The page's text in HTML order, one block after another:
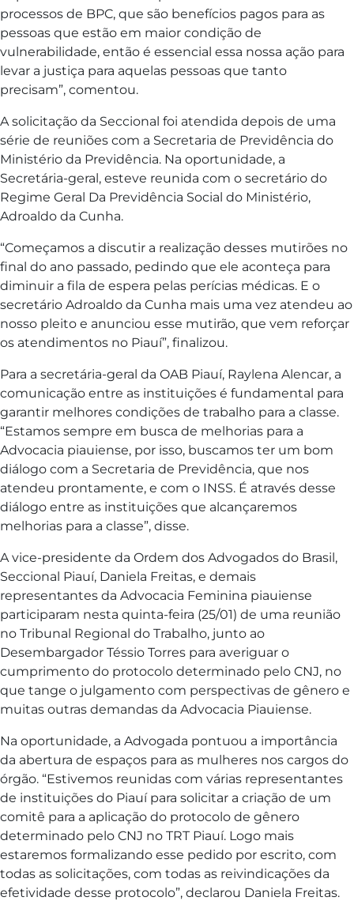
processos de BPC, que são benefícios pagos para as
pessoas que estão em maior condição de
vulnerabilidade, então é essencial essa nossa ação para
levar a justiça para aquelas pessoas que tanto
precisam”, comentou.
A solicitação da Seccional foi atendida depois de uma
série de reuniões com a Secretaria de Previdência do
Ministério da Previdência. Na oportunidade, a
Secretária-geral, esteve reunida com o secretário do
Regime Geral Da Previdência Social do Ministério,
Adroaldo da Cunha.
“Começamos a discutir a realização desses mutirões no
final do ano passado, pedindo que ele aconteça para
diminuir a fila de espera pelas perícias médicas. E o
secretário Adroaldo da Cunha mais uma vez atendeu ao
nosso pleito e anunciou esse mutirão, que vem reforçar
os atendimentos no Piauí”, finalizou.
Para a secretária-geral da OAB Piauí, Raylena Alencar, a
comunicação entre as instituições é fundamental para
garantir melhores condições de trabalho para a classe.
“Estamos sempre em busca de melhorias para a
Advocacia piauiense, por isso, buscamos ter um bom
diálogo com a Secretaria de Previdência, que nos
atendeu prontamente, e com o INSS. É através desse
diálogo entre as instituições que alcançaremos
melhorias para a classe”, disse.
A vice-presidente da Ordem dos Advogados do Brasil,
Seccional Piauí, Daniela Freitas, e demais
representantes da Advocacia Feminina piauiense
participaram nesta quinta-feira (25/01) de uma reunião
no Tribunal Regional do Trabalho, junto ao
Desembargador Téssio Torres para averiguar o
cumprimento do protocolo determinado pelo CNJ, no
que tange o julgamento com perspectivas de gênero e
muitas outras demandas da Advocacia Piauiense.
Na oportunidade, a Advogada pontuou a importância
da abertura de espaços para as mulheres nos cargos do
órgão. “Estivemos reunidas com várias representantes
de instituições do Piauí para solicitar a criação de um
comitê para a aplicação do protocolo de gênero
determinado pelo CNJ no TRT Piauí. Logo mais
estaremos formalizando esse pedido por escrito, com
todas as solicitações, com todas as reivindicações da
efetividade desse protocolo”, declarou Daniela Freitas.